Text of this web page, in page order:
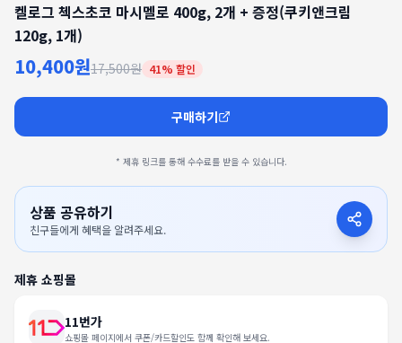
켈로그 첵스초코 마시멜로 400g, 2개 + 증정(쿠키앤크림
120g, 1개)
10,400원17,500원 41% 할인
구매하기
* 제휴 링크를 통해 수수료를 받을 수 있습니다.
상품 공유하기
친구들에게 혜택을 알려주세요.
제휴 쇼핑몰
11번가
쇼핑몰 페이지에서 쿠폰/카드할인도 함께 확인해 보세요.